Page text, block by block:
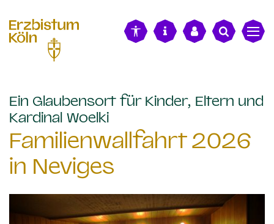
Ein Glaubensort für Kinder, Eltern und
Kardinal Woelki:
Familienwallfahrt 2026
in Neviges